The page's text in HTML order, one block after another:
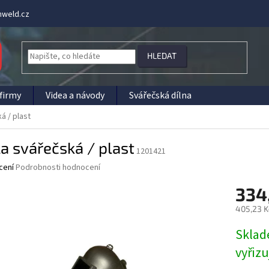
HLEDAT
Videa a návody Svářečská dílna
/ plast
svářečská / plast1201421
Podrobnosti hodnocení
405,23
cena: